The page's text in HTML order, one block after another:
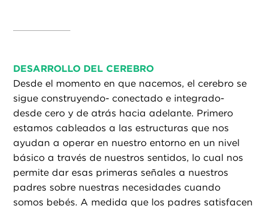
DESARROLLO DEL CEREBRO
Desde el momento en que nacemos, el cerebro se
sigue construyendo- conectado e integrado-
desde cero y de atrás hacia adelante. Primero
estamos cableados a las estructuras que nos
ayudan a operar en nuestro entorno en un nivel
básico a través de nuestros sentidos, lo cual nos
permite dar esas primeras señales a nuestros
padres sobre nuestras necesidades cuando
somos bebés. A medida que los padres satisfacen